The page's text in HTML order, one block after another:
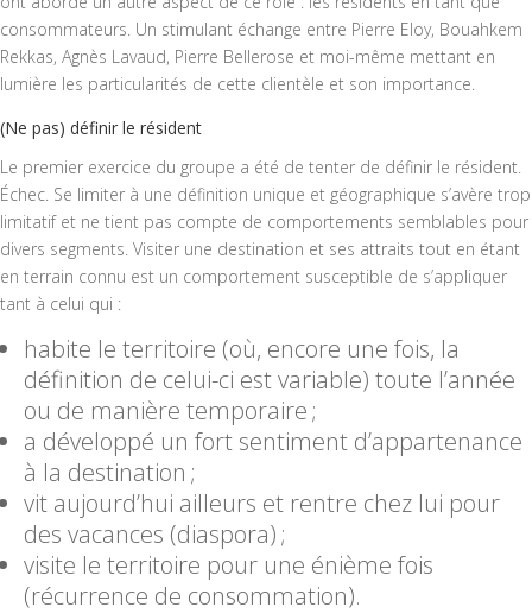
consommateurs. Un stimulant échange entre Pierre Eloy, Bouahkem
Rekkas, Agnès Lavaud, Pierre Bellerose et moi-même mettant en
lumière les particularités de cette clientèle et son importance.
(Ne pas) définir le résident
Le premier exercice du groupe a été de tenter de définir le résident.
Échec. Se limiter à une définition unique et géographique s’avère trop
limitatif et ne tient pas compte de comportements semblables pour
divers segments. Visiter une destination et ses attraits tout en étant
en terrain connu est un comportement susceptible de s’appliquer
tant à celui qui :
habite le territoire (où, encore une fois, la
définition de celui-ci est variable) toute l’année
ou de manière temporaire ;
a développé un fort sentiment d’appartenance
à la destination ;
vit aujourd’hui ailleurs et rentre chez lui pour
des vacances (diaspora) ;
visite le territoire pour une énième fois
(récurrence de consommation).